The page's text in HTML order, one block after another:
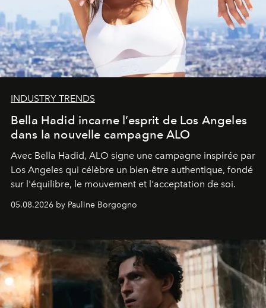
INDUSTRY TRENDS
Bella Hadid incarne l’esprit de Los Angeles
dans la nouvelle campagne ALO
Avec Bella Hadid, ALO signe une campagne inspirée par
Los Angeles qui célèbre un bien-être authentique, fondé
sur l'équilibre, le mouvement et l'acceptation de soi.
05.08.2026 by Pauline Borgogno